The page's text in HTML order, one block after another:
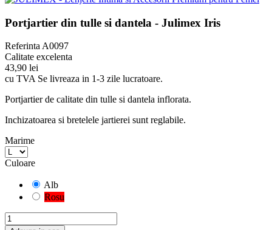
Portjartier din tulle si dantela - Julimex Iris
ReferintaA0097
Calitate excelenta
43,90 lei
cu TVA Se livreaza in 1-3 zile lucratoare.
Portjartier de calitate din tulle si dantela inflorata.
Inchizatoarea si bretelele jartierei sunt reglabile.
Marime
Culoare
Alb
Rosu